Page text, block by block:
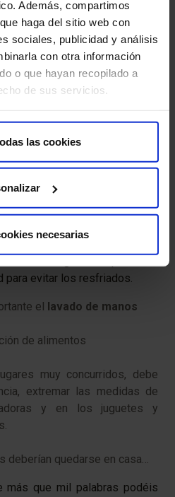
Además, compartimos
haga del sitio web con
sociales, publicidad y análisis
con otra información
o que hayan recopilado a
de sus servicios.
las cookies
necesarias
no tienen efecto clínico
Valdría la pena evitar ir
sin fin durante toda la época
puede tener su efecto
o asma, ya que la
broncoespasmo y “ser
para evitar los resfriados.
el lavado de manos
de alimentos
muy concurridos, debe
extremar las medidas de
y en los juguetes y
deberían quedarse en casa…
más que mil palabras podéis